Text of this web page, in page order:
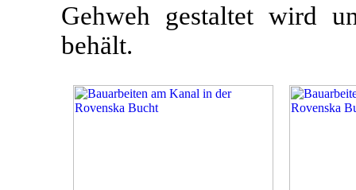
Gehweh gestaltet wird
behält.